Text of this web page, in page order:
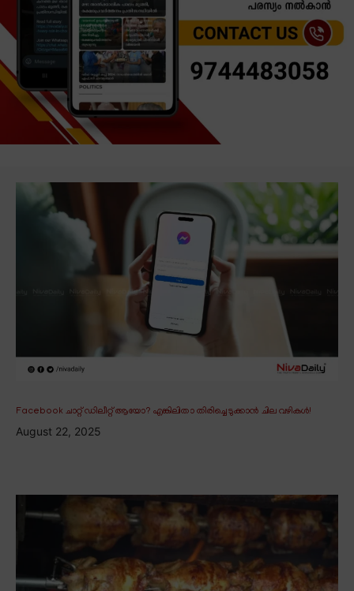
Facebook ചാറ്റ് ഡിലീറ്റ് ആയോ? എങ്കിലിതാ തിരിച്ചെടുക്കാൻ ചില വഴികൾ!
August 22, 2025